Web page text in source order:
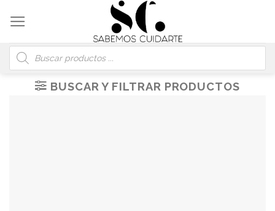
content
Búsqueda
de
productos
BUSCAR Y FILTRAR PRODUCTOS